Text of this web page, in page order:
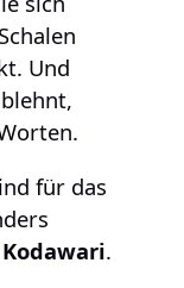
Und
für das
Kodawari.